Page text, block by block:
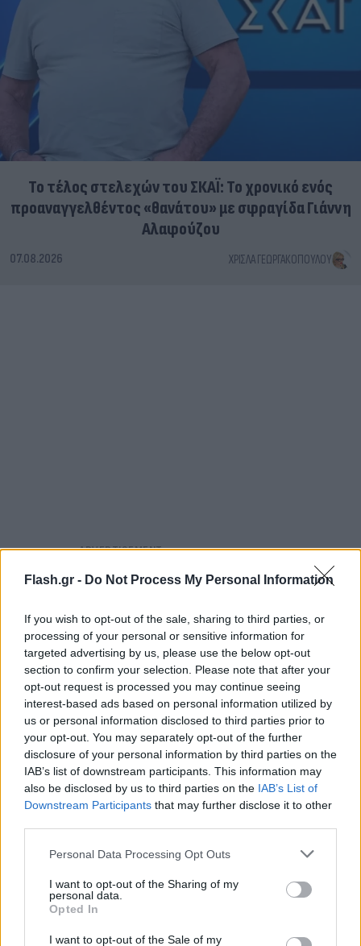
Flash.gr - Do Not Process My Personal Information
If you wish to opt-out of the sale, sharing to third parties, or
processing of your personal or sensitive information for
targeted advertising by us, please use the below opt-out
section to confirm your selection. Please note that after your
opt-out request is processed you may continue seeing
interest-based ads based on personal information utilized by
us or personal information disclosed to third parties prior to
your opt-out. You may separately opt-out of the further
disclosure of your personal information by third parties on the
IAB’s list of downstream participants. This information may
also be disclosed by us to third parties on the IAB’s List of
Downstream Participants that may further disclose it to other
Please note that this website/app uses one or more Google
not limited to your visit or usage behaviour. You may click to
grant or deny consent to Google and its third-party tags to
use your data for below specified purposes in below Google
consent section.
Personal Data Processing Opt Outs
I want to opt-out of the Sharing of my
personal data.
Opted In
I want to opt-out of the Sale of my
Το τέλος στελεχών του ΣΚΑΪ: Το χρονικό ενός
προαναγγελθέντος «θανάτου» με σφραγίδα Γιάννη
Αλαφούζου
07.08.2026 ΧΡΊΣΛΑ ΓΕΩΡΓΑΚΟΠΟΎΛΟΥ
FLASH FOCUS